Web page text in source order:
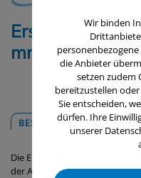
Ersatzkassette
mm
BESCHREIBUNG
Die Ersatzkassette (25 cm)
der Artikel-Nr. 7751x von
Wir binden
die Anbieter
setzen zudem
bereitzustellen
Sie entscheiden,
dürfen. Ihre
unserer